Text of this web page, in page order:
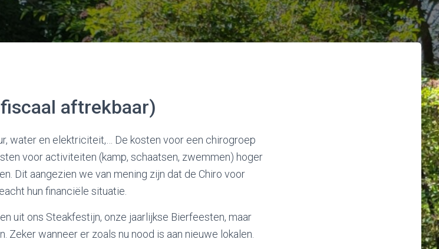
aftrekbaar)
water en elektriciteit,… De kosten voor een chirogroep
voor activiteiten (kamp, schaatsen, zwemmen) hoger
Dit aangezien we van mening zijn dat de Chiro voor
hun financiële situatie.
uit ons Steakfestijn, onze jaarlijkse Bierfeesten, maar
Zeker wanneer er zoals nu nood is aan nieuwe lokalen.